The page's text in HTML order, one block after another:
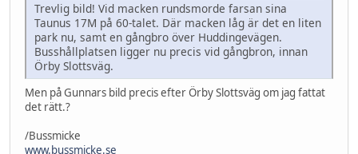
Trevlig bild! Vid macken rundsmorde farsan sina
Taunus 17M på 60-talet. Där macken låg är det en liten
park nu, samt en gångbro över Huddingevägen.
Busshållplatsen ligger nu precis vid gångbron, innan
Örby Slottsväg.
Men på Gunnars bild precis efter Örby Slottsväg om jag fattat
det rätt.?
/Bussmicke
www.bussmicke.se